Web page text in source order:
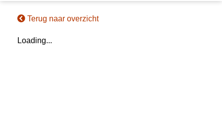
Terug naar overzicht
Loading...